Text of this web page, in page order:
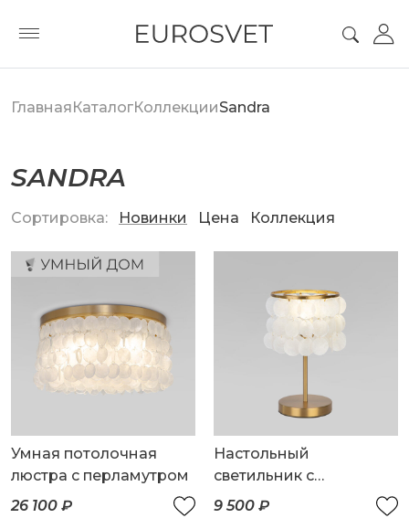
ГлавнаяКаталогКоллекцииSandra
SANDRA
Сортировка: Новинки Цена Коллекция
Умная потолочная
люстра с перламутром
26 100 ₽
Настольный
светильник с
перламутром
9 500 ₽